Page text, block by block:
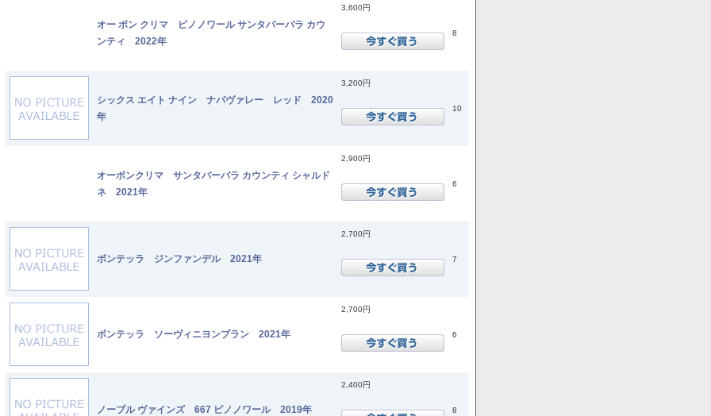
オー ボン クリマ ピノノワール サンタバーバラ カウ
ンティ 2022年
3,600円
8
シックス エイト ナイン ナパヴァレー レッド 2020
年
3,200円
10
オーボンクリマ サンタバーバラ カウンティ シャルド
ネ 2021年
2,900円
6
ボンテッラ ジンファンデル 2021年
2,700円
7
ボンテッラ ソーヴィニヨンブラン 2021年
2,700円
6
ノーブル ヴァインズ 667 ピノノワール 2019年
2,400円
8